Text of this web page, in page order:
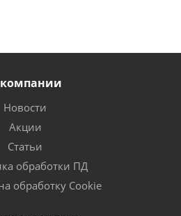
Новости
Акции
Статьи
обработки ПД
обработку Cookie